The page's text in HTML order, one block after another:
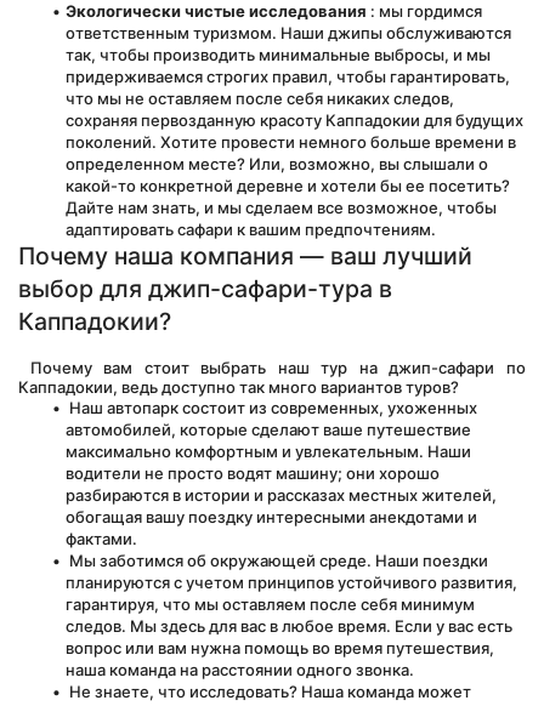
Экологически чистые исследования : мы гордимся
ответственным туризмом. Наши джипы обслуживаются
так, чтобы производить минимальные выбросы, и мы
придерживаемся строгих правил, чтобы гарантировать,
что мы не оставляем после себя никаких следов,
сохраняя первозданную красоту Каппадокии для будущих
поколений. Хотите провести немного больше времени в
определенном месте? Или, возможно, вы слышали о
какой-то конкретной деревне и хотели бы ее посетить?
Дайте нам знать, и мы сделаем все возможное, чтобы
адаптировать сафари к вашим предпочтениям.
Почему наша компания — ваш лучший
выбор для джип-сафари-тура в
Каппадокии?
Каппадокии, ведь доступно так много вариантов туров?
Наш автопарк состоит из современных, ухоженных
автомобилей, которые сделают ваше путешествие
максимально комфортным и увлекательным. Наши
водители не просто водят машину; они хорошо
разбираются в истории и рассказах местных жителей,
обогащая вашу поездку интересными анекдотами и
фактами.
Мы заботимся об окружающей среде. Наши поездки
планируются с учетом принципов устойчивого развития,
гарантируя, что мы оставляем после себя минимум
следов. Мы здесь для вас в любое время. Если у вас есть
вопрос или вам нужна помощь во время путешествия,
наша команда на расстоянии одного звонка.
Не знаете, что исследовать? Наша команда может